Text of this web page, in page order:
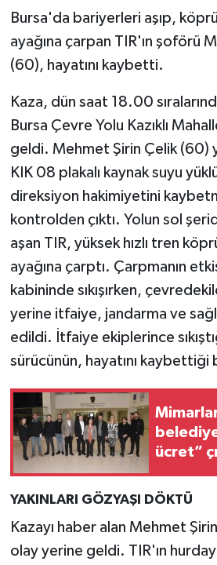
Bursa'da bariyerleri aşıp,
ayağına çarpan TIR'ın şoförü
(60), hayatını kaybetti.
Kaza, dün saat 18.00
Bursa Çevre Yolu Kazıklı
geldi. Mehmet Şirin Çelik (60)
KIK 08 plakalı kaynak suyu
direksiyon hakimiyetini
kontrolden çıktı. Yolun sol
aşan TIR, yüksek hızlı tren
ayağına çarptı. Çarpmanın
kabininde sıkışırken,
yerine itfaiye, jandarma ve
edildi. İtfaiye ekiplerince
sürücünün, hayatını kaybettiği
ücret”
YAKINLARI GÖZYAŞI DÖKTÜ
Kazayı haber alan Mehmet
olay yerine geldi. TIR'ın